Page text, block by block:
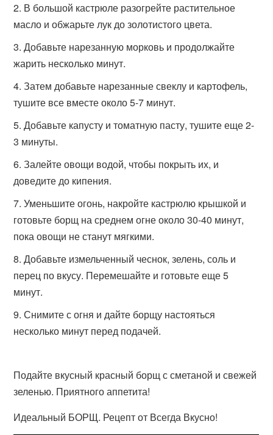
В большой кастрюле разогрейте растительное
масло и обжарьте лук до золотистого цвета.
Добавьте нарезанную морковь и продолжайте
жарить несколько минут.
Затем добавьте нарезанные свеклу и картофель,
тушите все вместе около 5-7 минут.
Добавьте капусту и томатную пасту, тушите еще 2-
3 минуты.
Залейте овощи водой, чтобы покрыть их, и
доведите до кипения.
Уменьшите огонь, накройте кастрюлю крышкой и
готовьте борщ на среднем огне около 30-40 минут,
пока овощи не станут мягкими.
Добавьте измельченный чеснок, зелень, соль и
перец по вкусу. Перемешайте и готовьте еще 5
минут.
Снимите с огня и дайте борщу настояться
несколько минут перед подачей.
Подайте вкусный красный борщ с сметаной и свежей
зеленью. Приятного аппетита!
Идеальный БОРЩ. Рецепт от Всегда Вкусно!